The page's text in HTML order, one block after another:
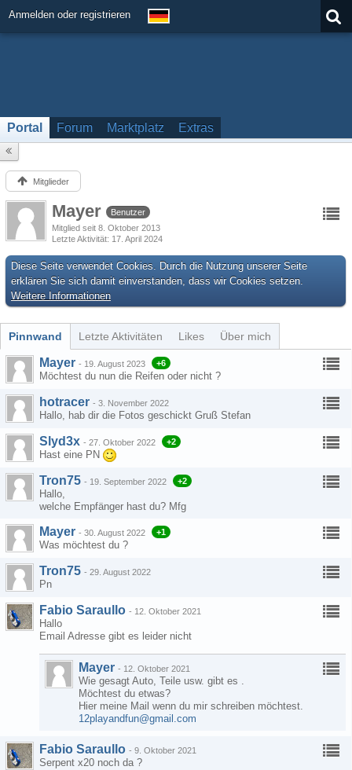
Anmelden oder registrieren
Portal Forum Marktplatz Extras
Mitglieder
Mayer
Benutzer
Mitglied seit 8. Oktober 2013
Letzte Aktivität 17. April 2024
Diese Seite verwendet Cookies. Durch die Nutzung unserer Seite
erklären Sie sich damit einverstanden, dass wir Cookies setzen.
Weitere Informationen
Pinnwand Letzte Aktivitäten Likes Über mich
Mayer - 19. August 2023 +6
Möchtest du nun die Reifen oder nicht ?
hotracer - 3. November 2022
Hallo, hab dir die Fotos geschickt Gruß Stefan
Slyd3x - 27. Oktober 2022 +2
Hast eine PN
Tron75 - 19. September 2022 +2
Hallo,
welche Empfänger hast du? Mfg
Mayer - 30. August 2022 +1
Was möchtest du ?
Tron75 - 29. August 2022
Pn
Fabio Saraullo - 12. Oktober 2021
Hallo
Email Adresse gibt es leider nicht
Mayer - 12. Oktober 2021
Wie gesagt Auto, Teile usw. gibt es .
Möchtest du etwas?
Hier meine Mail wenn du mir schreiben möchtest.
12playandfun@gmail.com
Fabio Saraullo - 9. Oktober 2021
Serpent x20 noch da ?